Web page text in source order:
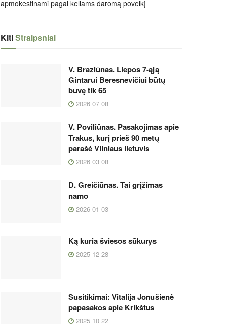
apmokestinami pagal keliams daromą poveikį
KitiStraipsniai
V. Braziūnas. Liepos 7-ąją
Gintarui Beresnevičiui būtų
buvę tik 65
2026 07 08
V. Poviliūnas. Pasakojimas apie
Trakus, kurį prieš 90 metų
parašė Vilniaus lietuvis
2026 03 08
D. Greičiūnas. Tai grįžimas
namo
2026 01 03
Ką kuria šviesos sūkurys
2025 12 28
Susitikimai: Vitalija Jonušienė
papasakos apie Krikštus
2025 10 22